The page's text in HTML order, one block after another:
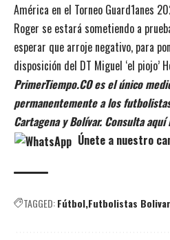
América en el Torneo Guard1anes
Roger se estará sometiendo a
esperar que arroje negativo, para
disposición del DT Miguel ‘el piojo’
PrimerTiempo.CO es el único
permanentemente a los
Cartagena y Bolívar. Consulta
Únete a nuestro
TAGGED:Fútbol Futbolistas